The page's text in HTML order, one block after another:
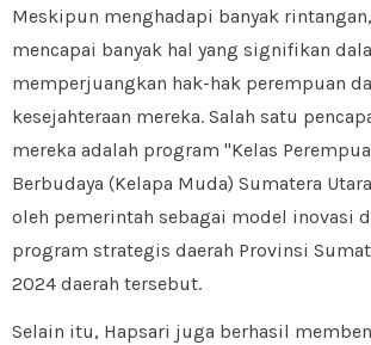
Meskipun menghadapi banyak
mencapai banyak hal yang signifikan
memperjuangkan hak-hak perempuan
kesejahteraan mereka. Salah satu
mereka adalah program "Kelas
Berbudaya (Kelapa Muda) Sumatera
oleh pemerintah sebagai model inovasi
program strategis daerah Provinsi
2024 daerah tersebut.
Selain itu, Hapsari juga berhasil